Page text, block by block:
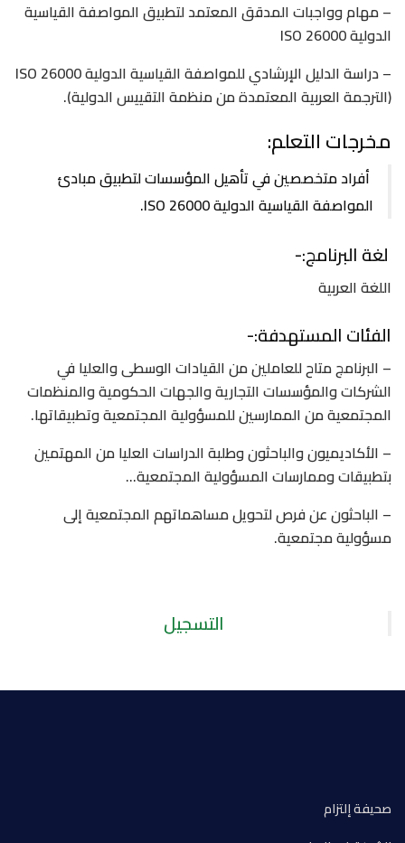
– مهام وواجبات المدقق المعتمد لتطبيق المواصفة القياسية
الدولية ISO 26000
– دراسة الدليل الإرشادي للمواصفة القياسية الدولية ISO 26000
(الترجمة العربية المعتمدة من منظمة التقييس الدولية).
مخرجات التعلم:
أفراد متخصصين في تأهيل المؤسسات لتطبيق مبادئ
المواصفة القياسية الدولية ISO 26000.
لغة البرنامج:-
اللغة العربية
الفئات المستهدفة:-
– البرنامج متاح للعاملين من القيادات الوسطى والعليا في
الشركات والمؤسسات التجارية والجهات الحكومية والمنظمات
المجتمعية من الممارسين للمسؤولية المجتمعية وتطبيقاتها.
– الأكاديميون والباحثون وطلبة الدراسات العليا من المهتمين
بتطبيقات وممارسات المسؤولية المجتمعية…
– الباحثون عن فرص لتحويل مساهماتهم المجتمعية إلى
مسؤولية مجتمعية.
التسجيل
صحيفة إلتزام